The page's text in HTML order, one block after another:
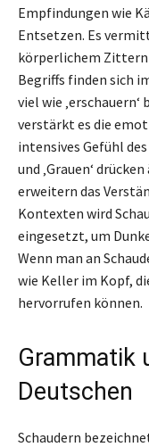
Empfindungen wie
Entsetzen. Es
körperlichem Zittern
Begriffs finden sich
viel wie
verstärkt es die
intensives Gefühl des
und ‚Grauen‘
erweitern das
Kontexten wird
eingesetzt, um
Wenn man an
wie Keller im Kopf,
hervorrufen können.
Grammatik
Deutschen
Schaudern